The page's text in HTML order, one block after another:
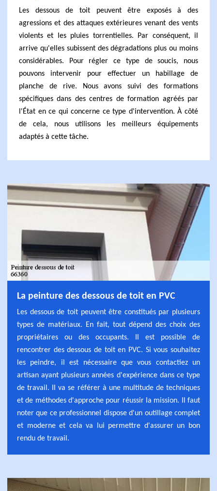
Les dessous de toit peuvent être exposés à des
agressions et des attaques extérieures venant des vents
violents et les pluies torrentielles. Par conséquent, il
arrive qu'elles subissent des dégradations plus ou moins
considérables. Pour régler ce type de soucis, nous
pouvons intervenir pour effectuer un habillage de
planche de rive. Nous avons suivi des formations
spécifiques dans des centres de formation agréés par
l'État en ce qui concerne ce type d'intervention. À côté
de cela, nous utilisons les meilleurs équipements
adaptés à cette tâche.
La peinture des dessous de toit en PVC
Les dessous de toit peuvent être constitués par plusieurs
types de matériaux. En fait, tout dépend des choix des
propriétaires ou des occupants. Il est possible de
rencontrer des dessous de toit en PVC. Si vous souhaitez
les peindre, il est nécessaire que vous contactiez un
artisan ayant plusieurs années d'expérience dans ce type
de travail. Il va se référer à une multitude de techniques
et de méthodes d'approche pour réussir la mission. Il faut
noter que ce professionnel dispose d'un outillage complet
et moderne et cela va lui permettre d'assurer un bon
rendu de travail.